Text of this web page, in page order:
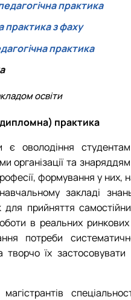
практика
з фаху
практика
освіти
практика
оволодіння
організації та
формування у них,
закладі
для прийняття
в реальних ринкових
потреби
їх застосовувати